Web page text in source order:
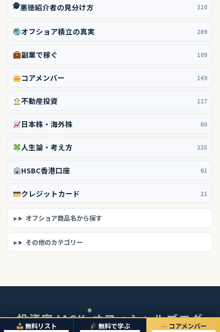
🕵️悪徳紹介者の見分け方 210
オフショア積立の真実 269
副業で稼ぐ 109
コアメンバー 149
不動産投資 127
日本株・海外株 60
人生論・考え方 235
HSBC香港口座 61
クレジットカード 21
オフショア商品名から探す
その他のカテゴリー
無料リスト 無料で学ぶ コアメンバー
投資家JACK®オフィシャルブログ